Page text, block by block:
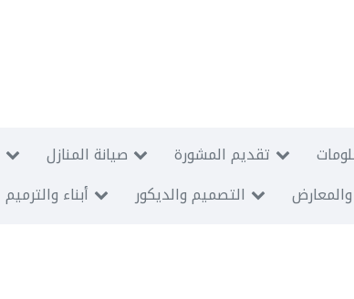
صيانة المنازل تقديم المشورة
أبناء والترميم التصميم والديكور